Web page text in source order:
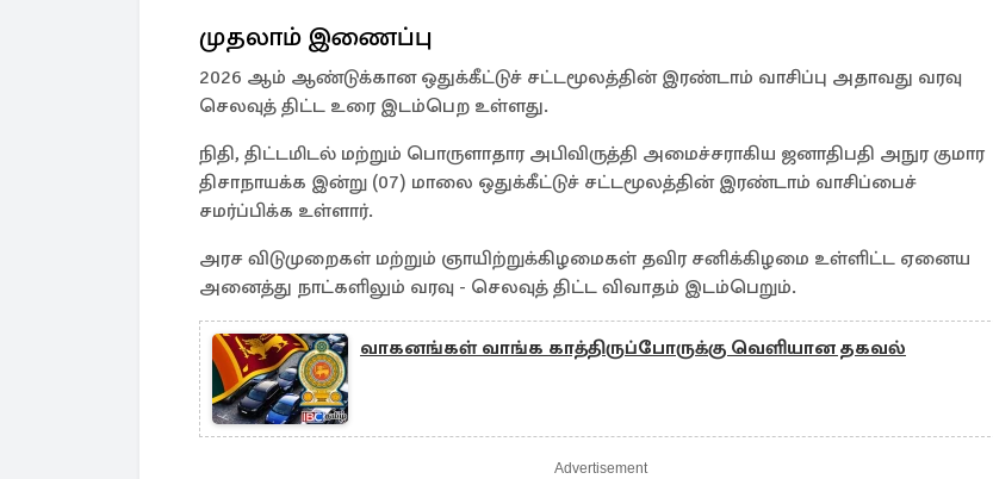
முதலாம் இணைப்பு
2026 ஆம் ஆண்டுக்கான ஒதுக்கீட்டுச் சட்டமூலத்தின் இரண்டாம் வாசிப்பு அதாவது வரவு
செலவுத் திட்ட உரை இடம்பெற உள்ளது.
நிதி, திட்டமிடல் மற்றும் பொருளாதார அபிவிருத்தி அமைச்சராகிய ஜனாதிபதி அநுர குமார
திசாநாயக்க இன்று (07) மாலை ஒதுக்கீட்டுச் சட்டமூலத்தின் இரண்டாம் வாசிப்பைச்
சமர்ப்பிக்க உள்ளார்.
அரச விடுமுறைகள் மற்றும் ஞாயிற்றுக்கிழமைகள் தவிர சனிக்கிழமை உள்ளிட்ட ஏனைய
அனைத்து நாட்களிலும் வரவு - செலவுத் திட்ட விவாதம் இடம்பெறும்.
வாகனங்கள் வாங்க காத்திருப்போருக்கு வெளியான தகவல்
Advertisement